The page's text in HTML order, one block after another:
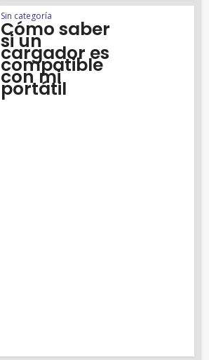
Sin categoría
Cómo saber
si un
cargador es
compatible
con mi
portátil